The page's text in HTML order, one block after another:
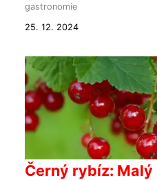
gastronomie
25. 12. 2024
Černý rybíz: